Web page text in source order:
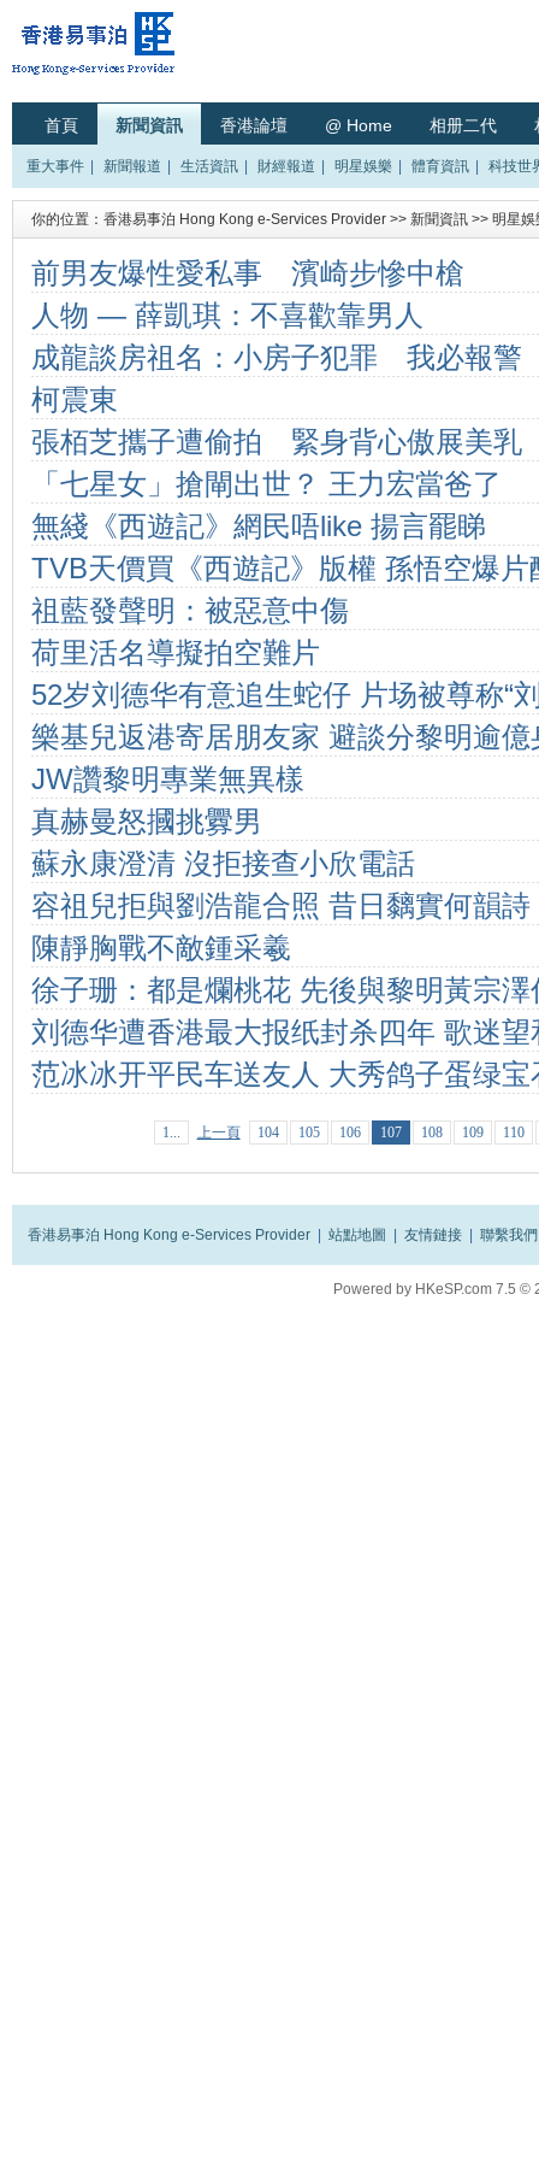
首頁 新聞資訊 香港論壇 @ Home 相册二代
重大事件 新聞報道 生活資訊 財經報道 明星娛樂 體育資訊 科技世
你的位置： 香港易事泊 Hong Kong e-Services Provider >> 新聞資訊 >> 明星娛
前男友爆性愛私事 濱崎步慘中槍
人物 — 薛凱琪：不喜歡靠男人
成龍談房祖名：小房子犯罪 我必報警
柯震東
張栢芝攜子遭偷拍 緊身背心傲展美乳
「七星女」搶閘出世？ 王力宏當爸了
無綫《西遊記》網民唔like 揚言罷睇
TVB天價買《西遊記》版權 孫悟空爆片
祖藍發聲明：被惡意中傷
荷里活名導擬拍空難片
52岁刘德华有意追生蛇仔 片场被尊称“
樂基兒返港寄居朋友家 避談分黎明逾億
JW讚黎明專業無異樣
真赫曼怒摑挑釁男
蘇永康澄清 沒拒接查小欣電話
容祖兒拒與劉浩龍合照 昔日黐實何韻
陳靜胸戰不敵鍾采羲
徐子珊：都是爛桃花 先後與黎明黃宗澤
刘德华遭香港最大报纸封杀四年 歌迷望
范冰冰开平民车送友人 大秀鸽子蛋绿宝
1... 上一頁 104 105 106 107 108 109 110
香港易事泊 Hong Kong e-Services Provider 站點地圖 友情鏈接 聯繫我們
Powered by HKeSP.com 7.5 ©